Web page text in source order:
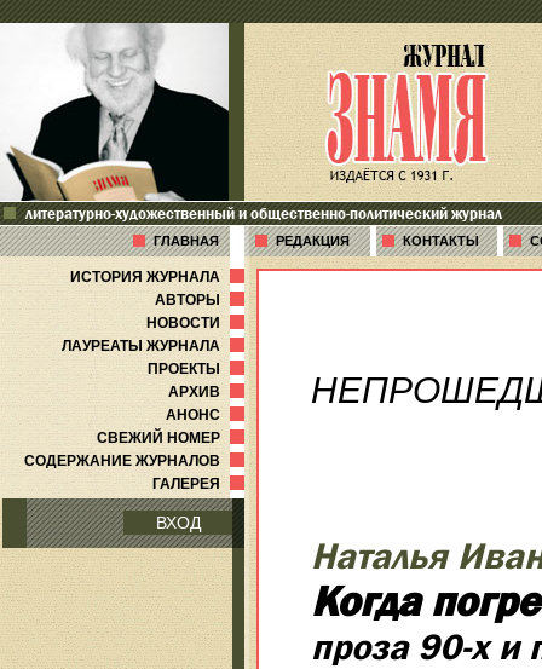
литературно-художественный и общественно-политический журнал
ГЛАВНАЯ РЕДАКЦИЯ КОНТАКТЫ
ИСТОРИЯ ЖУРНАЛА
АВТОРЫ
НОВОСТИ
ЛАУРЕАТЫ ЖУРНАЛА
ПРОЕКТЫ
АРХИВ
АНОНС
СВЕЖИЙ НОМЕР
СОДЕРЖАНИЕ ЖУРНАЛОВ
ГАЛЕРЕЯ
ВХОД
Наталья
Когда
проза 90-х и